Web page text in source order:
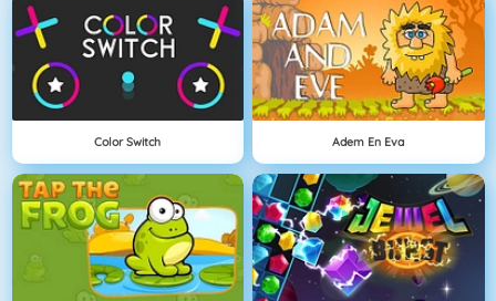
Color Switch Adem En Eva